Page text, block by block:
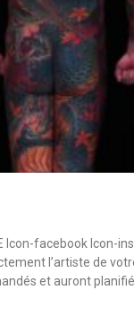
Icon-facebook Icon-
l’artiste de
et auront